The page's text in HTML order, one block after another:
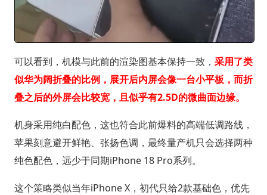
可以看到，机模与此前的渲染图基本保持一致， 采用了类
似华为阔折叠的比例，展开后内屏会像一台小平板，而折
叠之后的外屏会比较宽，且似乎有2.5D的微曲面边缘。
机身采用纯白配色，这也符合此前爆料的高端低调路线，
苹果刻意避开鲜艳、张扬色调，最终量产机只会选择两种
纯色配色，远少于同期iPhone 18 Pro系列。
这个策略类似当年iPhone X，初代只给2款基础色，优先